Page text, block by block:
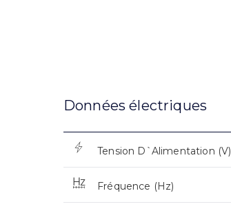
Données électriques
Tension D`Alimentation (V)
Fréquence (Hz)